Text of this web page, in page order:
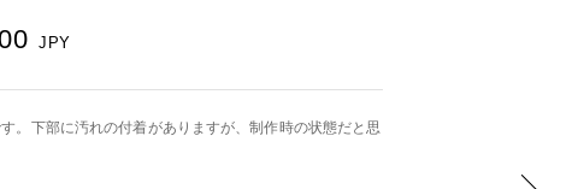
JPY
。下部に汚れの付着がありますが、制作時の状態だと思